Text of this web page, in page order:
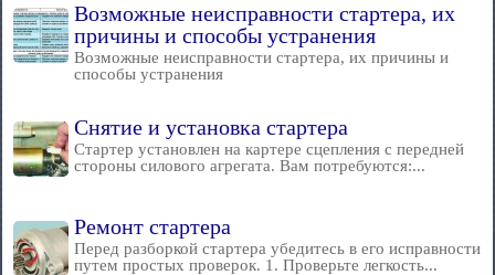
Возможные неисправности стартера, их
причины и способы устранения
Возможные неисправности стартера, их причины и
способы устранения
Снятие и установка стартера
Стартер установлен на картере сцепления с передней
стороны силового агрегата. Вам потребуются:...
Ремонт стартера
Перед разборкой стартера убедитесь в его исправности
путем простых проверок. 1. Проверьте легкость...